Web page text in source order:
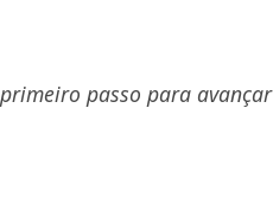
passo para